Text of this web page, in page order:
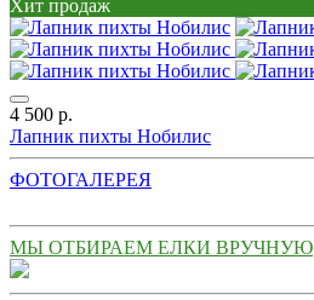
Хит продаж
4 500 р.
Лапник пихты Нобилис
ФОТОГАЛЕРЕЯ
МЫ ОТБИРАЕМ ЕЛКИ ВРУЧНУЮ